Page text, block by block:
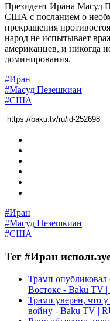
Президент Ирана Масуд
США с посланием о
прекращения
народ не испытывает
американцев, и никогда
доминирования.
#Иран
#Масуд Пезешкиан
#США
#Иран
#Масуд Пезешкиан
#США
Тег #Иран
Трамп
Востоке - Baku TV
Трамп уверен, что
войну - Baku TV |